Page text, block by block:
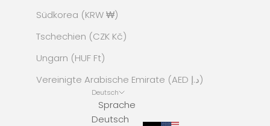
Südkorea (KRW ₩)
Tschechien (CZK Kč)
Ungarn (HUF Ft)
Vereinigte Arabische Emirate (AED د.إ)
Deutsch
Sprache
Deutsch